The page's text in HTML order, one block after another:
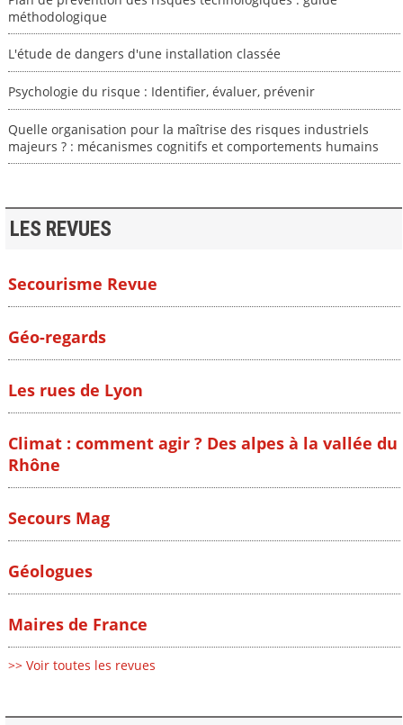
méthodologique
L'étude de dangers d'une installation classée
Psychologie du risque : Identifier, évaluer, prévenir
Quelle organisation pour la maîtrise des risques industriels
majeurs ? : mécanismes cognitifs et comportements humains
LES REVUES
Secourisme Revue
Géo-regards
Les rues de Lyon
Climat : comment agir ? Des alpes à la vallée du
Rhône
Secours Mag
Géologues
Maires de France
>> Voir toutes les revues